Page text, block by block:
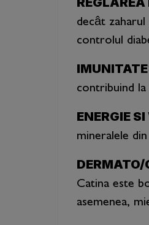
decât
controlul
contribuind la
ENERGIE
mineralele
Catina este
asemenea,